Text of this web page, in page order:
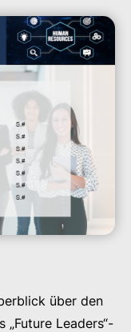
über den
Leaders“-